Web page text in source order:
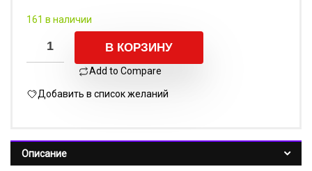
161 в наличии
В КОРЗИНУ
Add to Compare
Добавить в список желаний
Описание